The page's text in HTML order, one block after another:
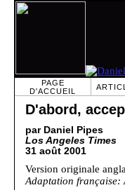
PAGE
D'ACCUEIL
D'abord,
par Daniel Pipes
Los Angeles Times
31 août 2001
Version originale
Adaptation française: